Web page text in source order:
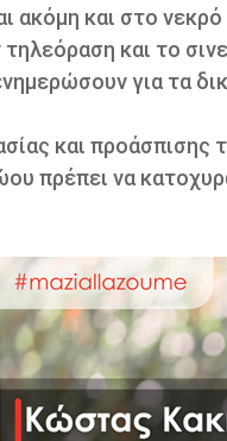
ακόμη και στο
και το
για τα
και
πρέπει να